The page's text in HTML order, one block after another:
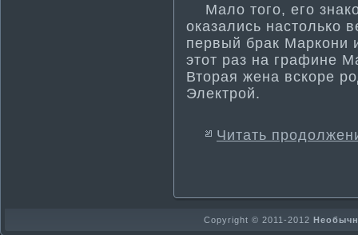
Мало того, его
оказались настолько
первый брак Маркони
этот раз на графине
Вторая жена вскоре
Электрой.
Читать
Copyright © 2011-2012